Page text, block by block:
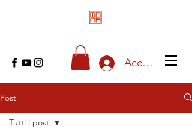
Accedi
Post
Tutti i post